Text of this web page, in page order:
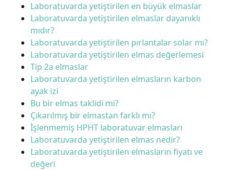
Laboratuvarda yetiştirilen en büyük elmaslar
Laboratuvarda yetiştirilen elmaslar dayanıklı
mıdır?
Laboratuvarda yetiştirilen pırlantalar solar mı?
Laboratuvarda yetiştirilen elmas değerlemesi
Tip 2a elmaslar
Laboratuvarda yetiştirilen elmasların karbon
ayak izi
Bu bir elmas taklidi mi?
Çıkarılmış bir elmastan farklı mı?
İşlenmemiş HPHT laboratuvar elmasları
Laboratuvarda yetiştirilen elmas nedir?
Laboratuvarda yetiştirilen elmasların fiyatı ve
değeri